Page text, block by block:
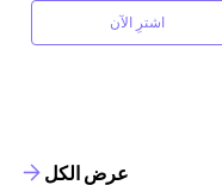
اشترِ الآن
عرض الكل